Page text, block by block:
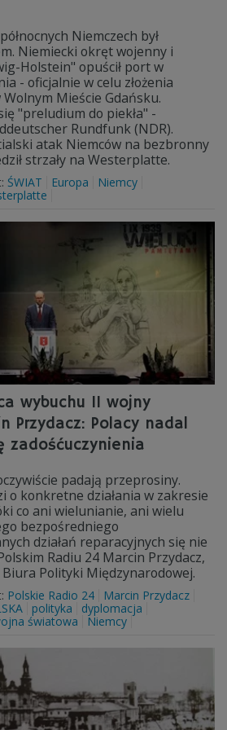
Niemczech był
Niemiecki okręt wojenny i
Holstein" opuścił port w
- oficjalnie w celu złożenia
Mieście Gdańsku.
"preludium do piekła" -
Rundfunk (NDR).
atak Niemców na bezbronny
strzały na Westerplatte.
ŚWIAT Europa
Niemcy
wybuchu II wojny
Przydacz: Polacy nadal
zadośćuczynienia
padają przeprosiny.
o konkretne działania w zakresie
co ani wielunianie, ani wielu
bezpośredniego
działań reparacyjnych się nie
Radiu 24 Marcin Przydacz,
Polityki Międzynarodowej.
Polskie Radio 24
Marcin Przydacz
polityka
dyplomacja
światowa Niemcy